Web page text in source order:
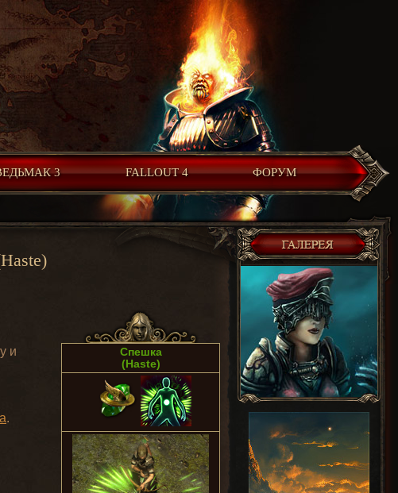
3 FALLOUT 4 ФОРУМ
и
.
Спешка
(Haste)